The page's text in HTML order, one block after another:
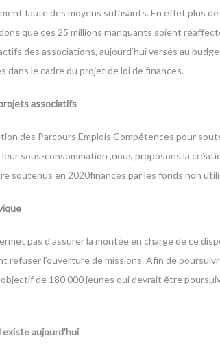
faute des moyens suffisants. En effet plus
que ces 25 millions manquants soient
des associations, aujourd’hui versés au
dans le cadre du projet de loi de finances.
associatifs
des Parcours Emplois Compétences pour
sous-consommation ,nous proposons la
soutenus en 2020financés par les fonds non
pas d’assurer la montée en charge de ce
l’ouverture de missions. Afin de
de 180 000 jeunes qui devrait être
aujourd’hui